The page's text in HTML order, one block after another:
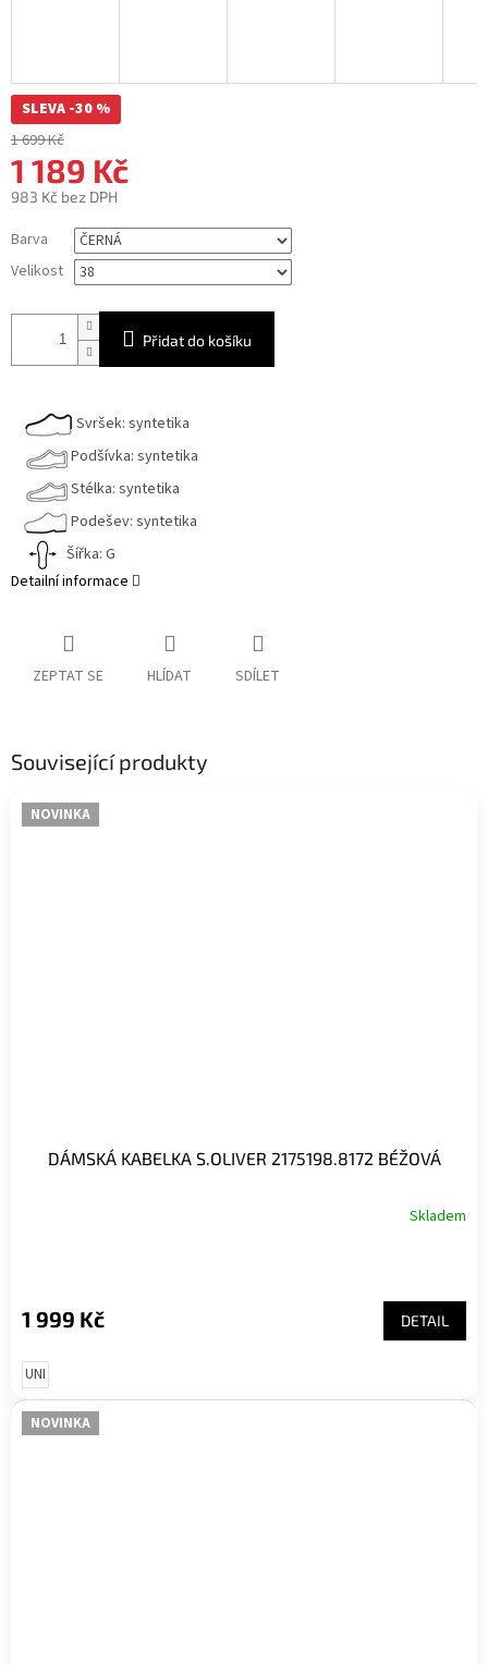
SLEVA -30 %
1 699 Kč
1 189 Kč
983 Kč bez DPH
cena:
Barva
Velikost
Přidat do košíku
Svršek: syntetika
Podšívka: syntetika
Stélka: syntetika
Podešev: syntetika
Šířka: G
Detailní informace
ZEPTAT SE HLÍDAT SDÍLET
Související produkty
NOVINKA
DÁMSKÁ KABELKA S.OLIVER 2175198.8172 BÉŽOVÁ
Skladem
1 999 Kč DETAIL
UNI
NOVINKA